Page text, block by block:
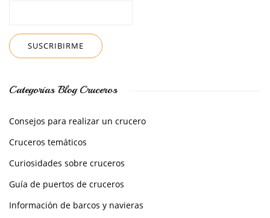
Categorías Blog Cruceros
Consejos para realizar un crucero
Cruceros temáticos
Curiosidades sobre cruceros
Guía de puertos de cruceros
Información de barcos y navieras